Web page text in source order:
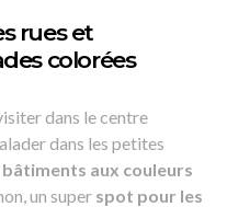
rues et
colorées
dans le centre
dans les petites
bâtiments aux couleurs
un super spot pour les